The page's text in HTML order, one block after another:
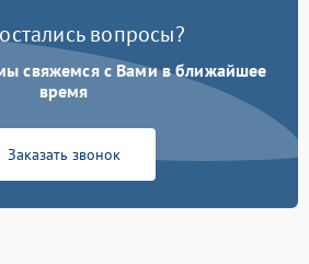
вопросы?
свяжемся с Вами в ближайшее
время
Заказать звонок